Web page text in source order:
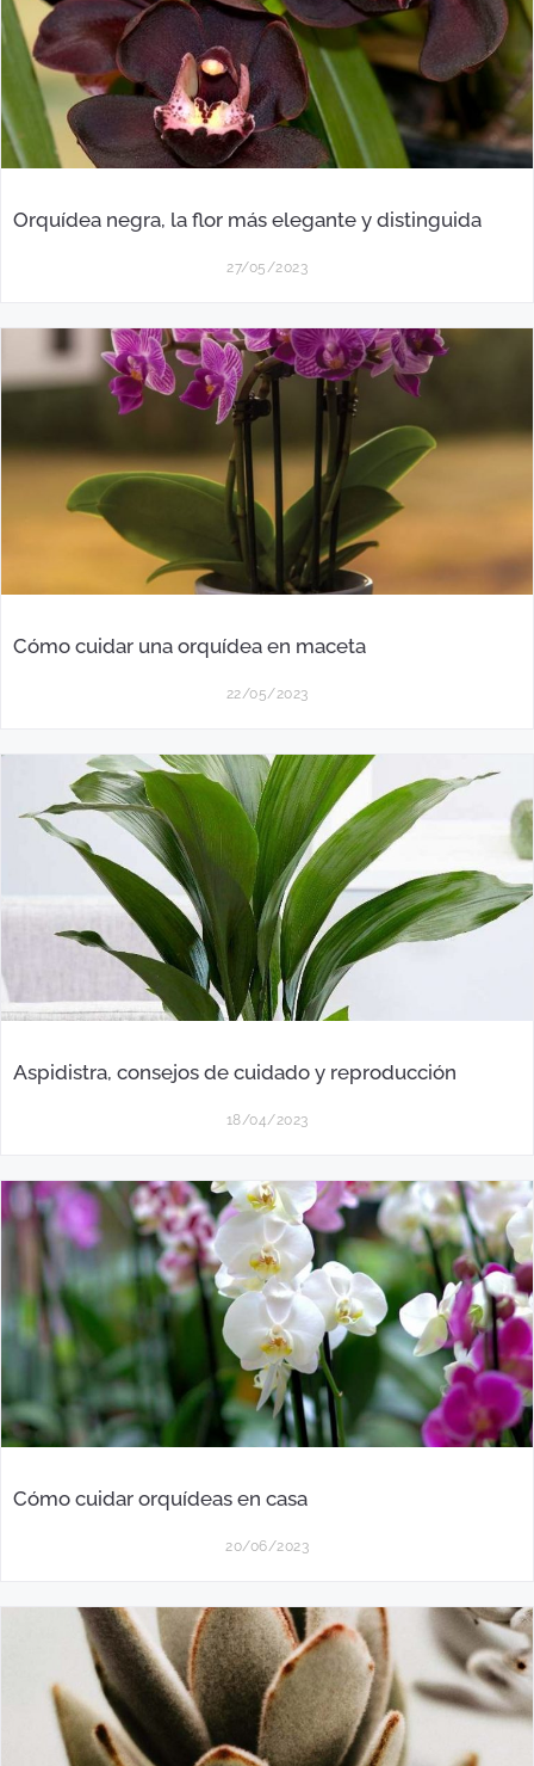
Orquídea negra, la flor más elegante y distinguida
27/05/2023
Cómo cuidar una orquídea en maceta
22/05/2023
Aspidistra, consejos de cuidado y reproducción
18/04/2023
Cómo cuidar orquídeas en casa
20/06/2023